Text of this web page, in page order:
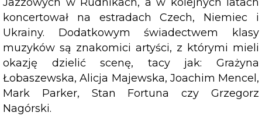
koncertował na estradach Czech, Niemiec i
Ukrainy. Dodatkowym świadectwem klasy
muzyków są znakomici artyści, z którymi mieli
okazję dzielić scenę, tacy jak: Grażyna
Łobaszewska, Alicja Majewska, Joachim Mencel,
Mark Parker, Stan Fortuna czy Grzegorz
Nagórski.